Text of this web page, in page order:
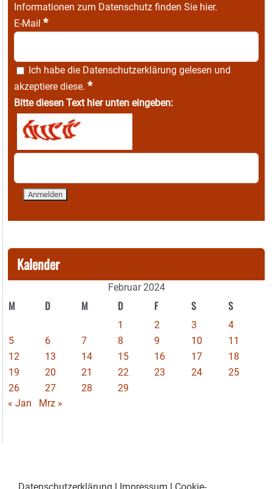
Informationen zum Datenschutz finden Sie hier.
E-Mail *
Ich habe die Datenschutzerklärung gelesen und
akzeptiere diese. *
Bitte diesen Text hier unten eingeben:
Kalender
Februar 2024
M D M D F S S
1 2 3
4
5
6 7 8 9 10
11
12
13 14 15 16 17
18
19
20 21 22 23 24
25
26
27 28
29
« Jan
Mrz »